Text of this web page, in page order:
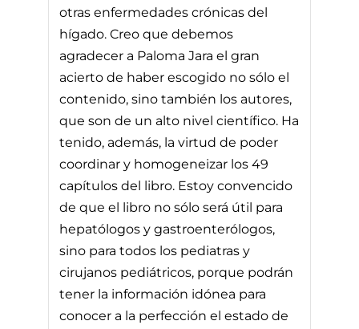
otras enfermedades crónicas del
hígado. Creo que debemos
agradecer a Paloma Jara el gran
acierto de haber escogido no sólo el
contenido, sino también los autores,
que son de un alto nivel científico. Ha
tenido, además, la virtud de poder
coordinar y homogeneizar los 49
capítulos del libro. Estoy convencido
de que el libro no sólo será útil para
hepatólogos y gastroenterólogos,
sino para todos los pediatras y
cirujanos pediátricos, porque podrán
tener la información idónea para
conocer a la perfección el estado de